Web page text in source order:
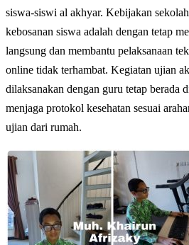
siswa-siswi al akhyar. Kebijakan
kebosanan siswa adalah dengan tetap
langsung dan membantu pelaksanaan
online tidak terhambat. Kegiatan ujian
dilaksanakan dengan guru tetap berada
menjaga protokol kesehatan sesuai
ujian dari rumah.